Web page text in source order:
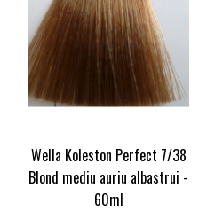
Wella Koleston Perfect 7/38
Blond mediu auriu albastrui -
60ml